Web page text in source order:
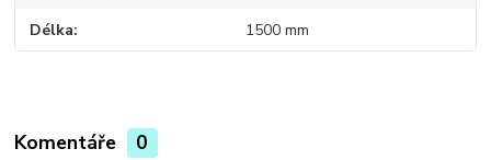
Délka 1500 mm
Komentáře 0